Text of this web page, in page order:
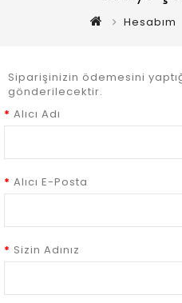
Hesabım
Siparişinizin ödemesini
gönderilecektir.
Alıcı Adı
Alıcı E-Posta
Sizin Adınız